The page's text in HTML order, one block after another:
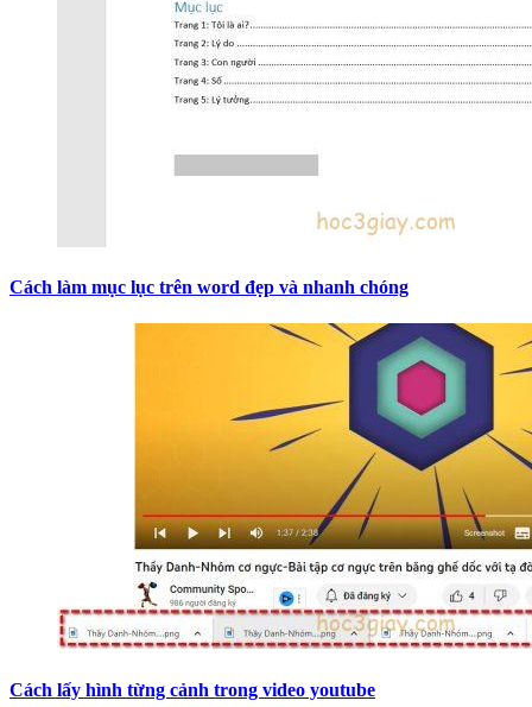
Cách làm mục lục trên word đẹp và nhanh chóng
Cách lấy hình từng cảnh trong video youtube